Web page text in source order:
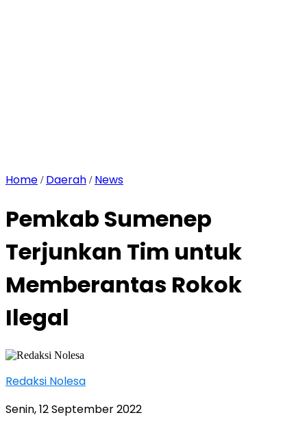
Home / Daerah / News
Pemkab Sumenep
Terjunkan Tim untuk
Memberantas Rokok
Ilegal
Redaksi Nolesa
Senin, 12 September 2022